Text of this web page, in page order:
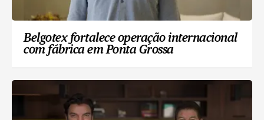
Belgotex fortalece operação internacional
com fábrica em Ponta Grossa